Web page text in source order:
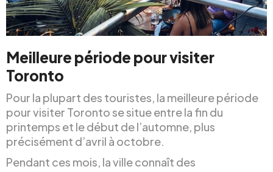
Meilleure période pour visiter
Toronto
Pour la plupart des touristes, la meilleure période
pour visiter Toronto se situe entre la fin du
printemps et le début de l’automne, plus
précisément d’avril à octobre.
Pendant ces mois, la ville connaît des